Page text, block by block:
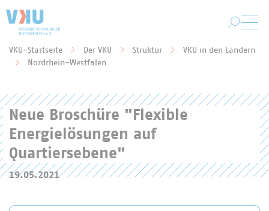
Sie befinden sich hier:
VKU-Startseite Der VKU Struktur
VKU in den Ländern
Nordrhein-Westfalen
Neue Broschüre "Flexible
Energielösungen auf
Quartiersebene"
19.05.2021